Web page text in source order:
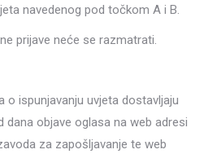
navedenog pod točkom A i B.
prijave neće se razmatrati.
o ispunjavanju uvjeta dostavljaju
dana objave oglasa na web adresi
za zapošljavanje te web